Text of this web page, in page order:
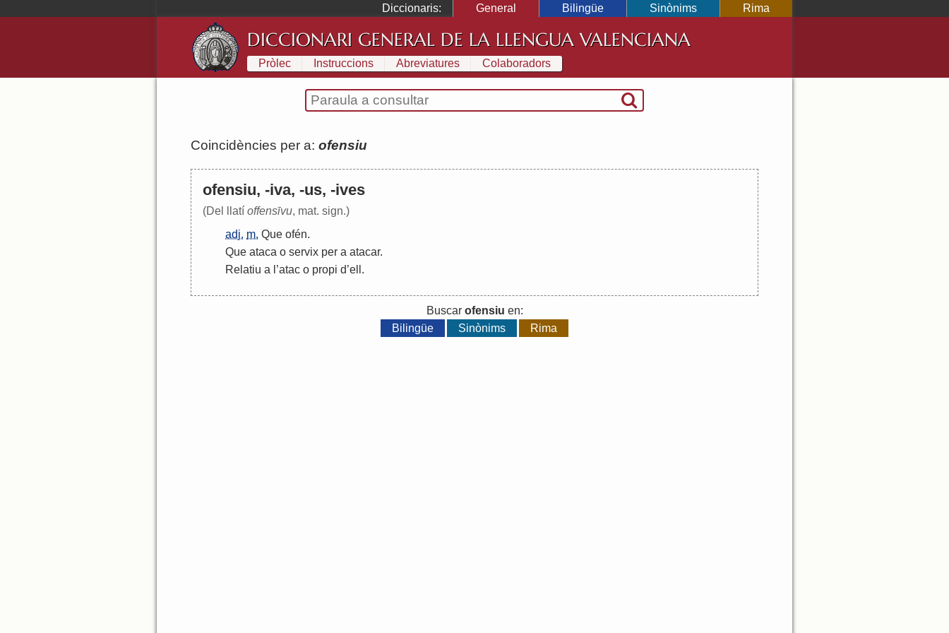
Diccionaris: General Bilingüe Sinònims Rima
DICCIONARI GENERAL DE LA LLENGUA VALENCIANA
Pròlec Instruccions Abreviatures Colaboradors
Coincidències per a: ofensiu
ofensiu, -iva, -us, -ives
(Del llatí offensīvu, mat. sign.)
adj. m. Que ofén.
Que ataca o servix per a atacar.
Relatiu a ’atac o propi d’ell .
Buscar ofensiu en:
Bilingüe
Sinònims Rima